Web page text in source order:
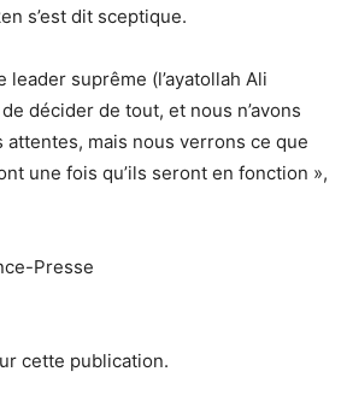
s’est dit sceptique.
leader suprême (l’ayatollah Ali
décider de tout, et nous n’avons
attentes, mais nous verrons ce que
une fois qu’ils seront en fonction »,
Presse
cette publication.